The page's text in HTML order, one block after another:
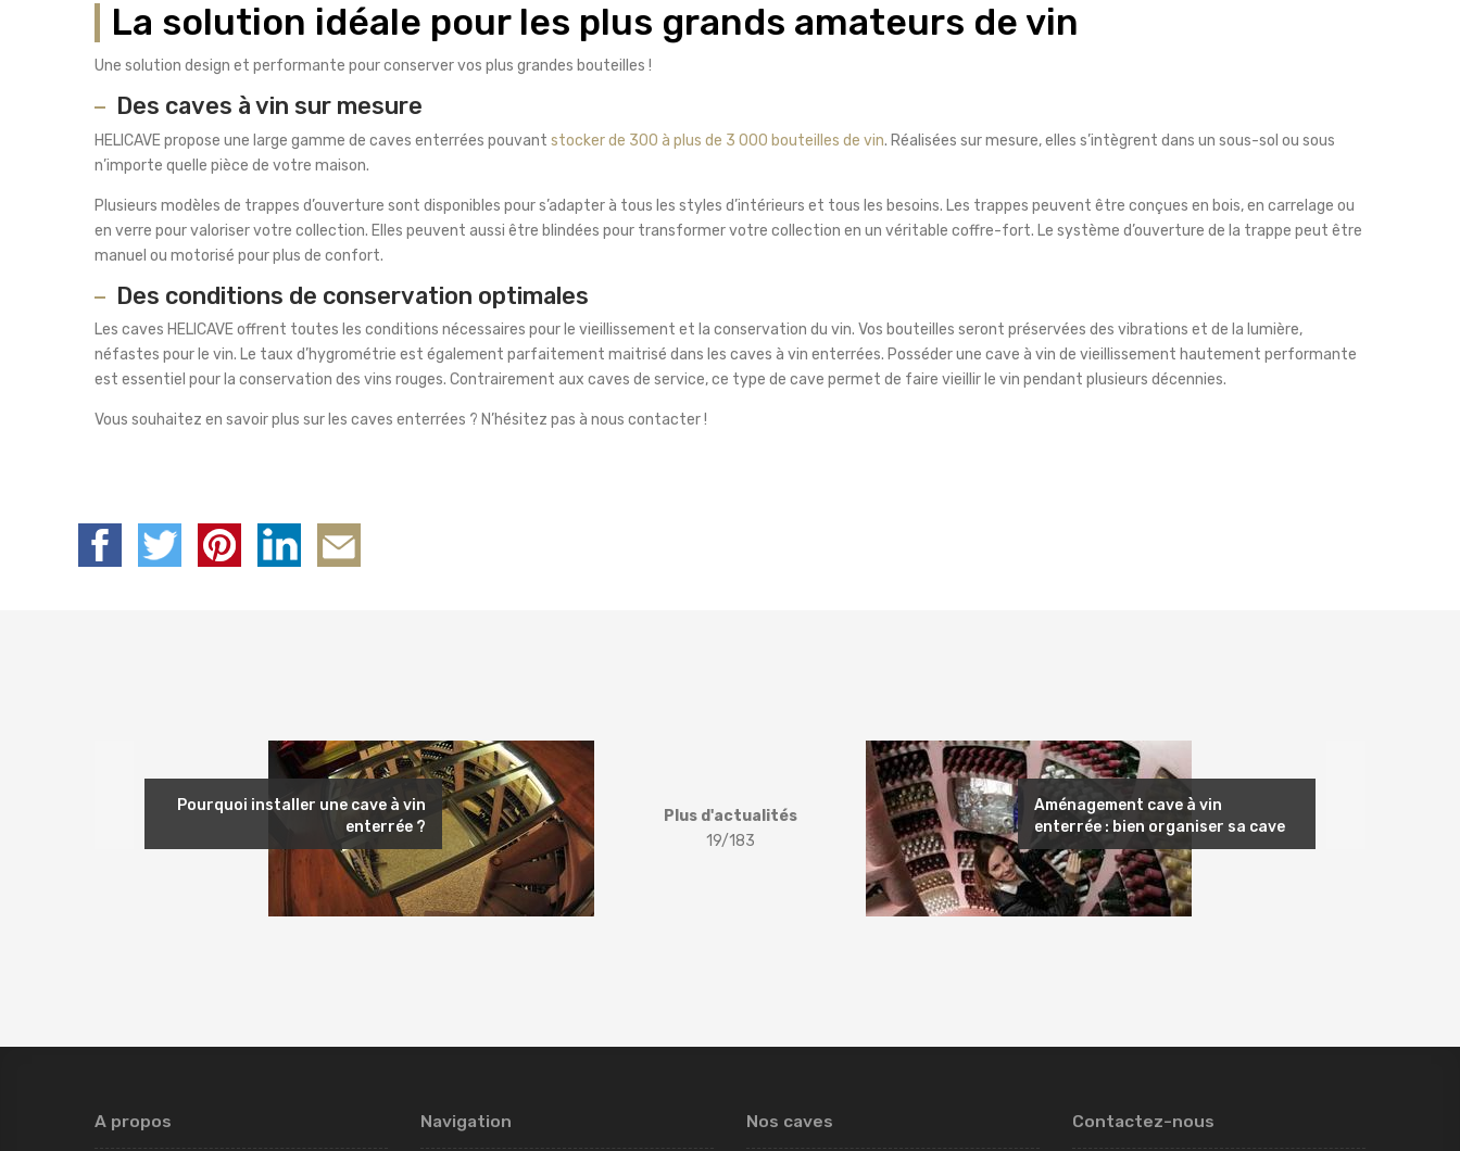
La solution idéale pour les plus grands amateurs de vin
Une solution design et performante pour conserver vos plus grandes bouteilles !
Des caves à vin sur mesure
HELICAVE propose une large gamme de caves enterrées pouvant stocker de 300 à plus de 3 000 bouteilles de vin. Réalisées sur mesure, elles s’intègrent dans un sous-sol ou sous
n’importe quelle pièce de votre maison.
Plusieurs modèles de trappes d’ouverture sont disponibles pour s’adapter à tous les styles d’intérieurs et tous les besoins. Les trappes peuvent être conçues en bois, en carrelage ou
en verre pour valoriser votre collection. Elles peuvent aussi être blindées pour transformer votre collection en un véritable coffre-fort. Le système d’ouverture de la trappe peut être
manuel ou motorisé pour plus de confort.
Des conditions de conservation optimales
Les caves HELICAVE offrent toutes les conditions nécessaires pour le vieillissement et la conservation du vin. Vos bouteilles seront préservées des vibrations et de la lumière,
néfastes pour le vin. Le taux d’hygrométrie est également parfaitement maitrisé dans les caves à vin enterrées. Posséder une cave à vin de vieillissement hautement performante
est essentiel pour la conservation des vins rouges. Contrairement aux caves de service, ce type de cave permet de faire vieillir le vin pendant plusieurs décennies.
Vous souhaitez en savoir plus sur les caves enterrées ? N’hésitez pas à nous contacter !
Précédent
Pourquoi installer une cave à vin
enterrée ?
Plus d'actualités
19/183
Suivant
Aménagement cave à vin
enterrée : bien organiser sa cave
A propos Navigation Nos caves Contactez-nous